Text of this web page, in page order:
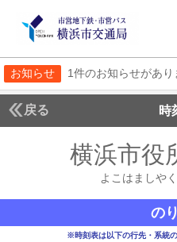
お知らせ 1件のお知らせがあり
戻る 時
横浜市役
よこはましや
の
※時刻表は以下の行先・系統